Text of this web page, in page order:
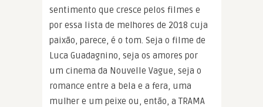
sentimento que cresce pelos filmes e
por essa lista de melhores de 2018 cuja
paixão, parece, é o tom. Seja o filme de
Luca Guadagnino, seja os amores por
um cinema da Nouvelle Vague, seja o
romance entre a bela e a fera, uma
mulher e um peixe ou, então, a TRAMA